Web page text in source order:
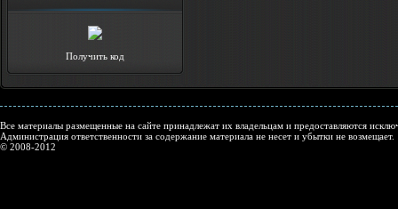
Получить код
Все материалы размещенные на сайте принадлежат их владельцам и предоставляются
Администрация ответственности за содержание материала не несет и убытки не возмещает.
© 2008-2012